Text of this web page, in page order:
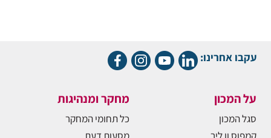
עקבו אחרינו:
על המכון
סגל המכון
מחקר ומנהיגות
כל תחומי המחקר